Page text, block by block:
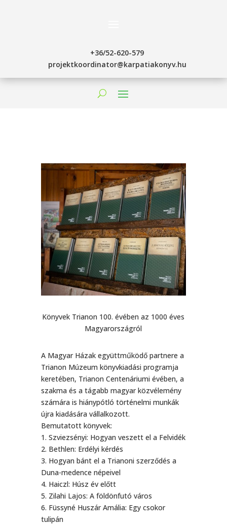
+36/52-620-579
projektkoordinator@karpatiakonyv.hu
Könyvek Trianon 100. évében az 1000 éves
Magyarországról
A Magyar Házak együttműködő partnere a
Trianon Múzeum könyvkiadási programja
keretében, Trianon Centenáriumi évében, a
szakma és a tágabb magyar közvélemény
számára is hiánypótló történelmi munkák
újra kiadására vállalkozott.
Bemutatott könyvek:
1. Szviezsényi: Hogyan veszett el a Felvidék
2. Bethlen: Erdélyi kérdés
3. Hogyan bánt el a Trianoni szerződés a
Duna-medence népeivel
4. Haiczl: Húsz év előtt
5. Zilahi Lajos: A földönfutó város
6. Füssyné Huszár Amália: Egy csokor
tulipán